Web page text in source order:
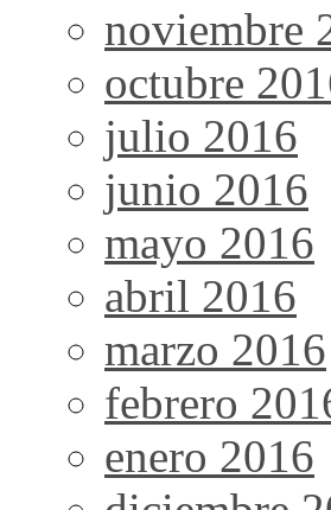
noviembre
octubre
julio 2016
junio 2016
mayo 2016
abril 2016
marzo 2016
febrero
enero 2016